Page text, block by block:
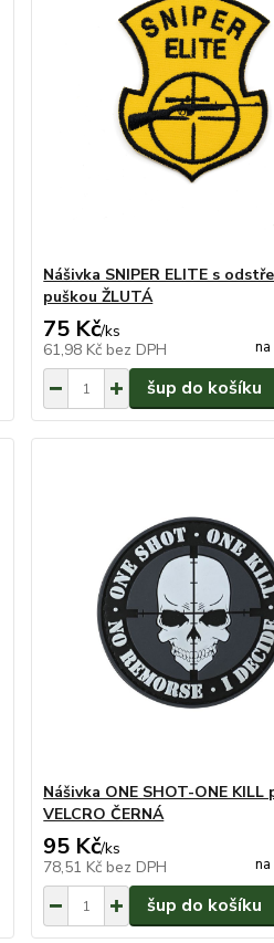
Nášivka SNIPER ELITE s
puškou ŽLUTÁ
75 Kč/ks
61,98 Kč bez DPH
šup do košíku
Nášivka ONE SHOT-ONE KILL
VELCRO ČERNÁ
95 Kč/ks
78,51 Kč bez DPH
šup do košíku